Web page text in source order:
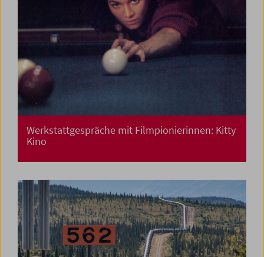
Werkstattgespräche mit Filmpionierinnen: Kitty
Kino